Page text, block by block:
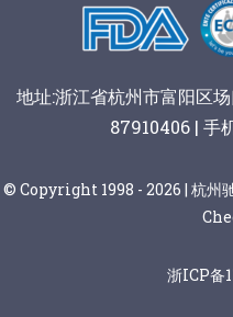
地址:浙江省杭州市富阳区
87910406 | 手
© Copyright 1998 - 2026 | 杭州
浙ICP备